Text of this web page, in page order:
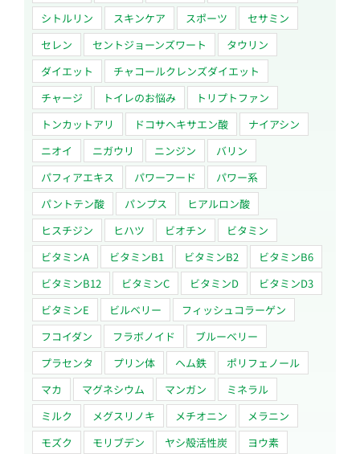
シトルリン
スキンケア スポーツ
セサミン
セレン
セントジョーンズワート
タウリン
ダイエット
チャコールクレンズダイエット
チャージ
トイレのお悩み
トリプトファン
トンカットアリ
ドコサヘキサエン酸
ナイアシン
ニオイ
ニガウリ ニンジン
バリン
パフィアエキス
パワーフード
パワー系
パントテン酸
パンプス
ヒアルロン酸
ヒスチジン
ヒハツ ビオチン
ビタミン
ビタミンA
ビタミンB1 ビタミンB2
ビタミンB6
ビタミンB12
ビタミンC ビタミンD
ビタミンD3
ビタミンE
ビルベリー
フィッシュコラーゲン
フコイダン
フラボノイド
ブルーベリー
プラセンタ
プリン体 ヘム鉄
ポリフェノール
マカ
マグネシウム マンガン
ミネラル
ミルク
メグスリノキ メチオニン
メラニン
モズク
モリブデン ヤシ殻活性炭
ヨウ素